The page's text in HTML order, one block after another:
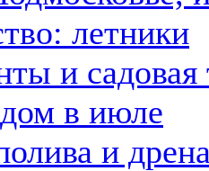
летники
и садовая
в июле
и